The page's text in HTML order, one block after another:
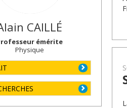
CAILLÉ
émérite
Physique